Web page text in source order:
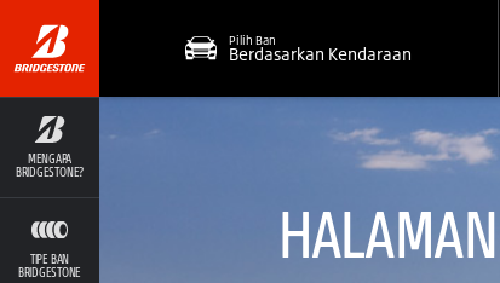
MENGAPA
BRIDGESTONE?
TIPE BAN
BRIDGESTONE
Pilih Ban
Berdasarkan Kendaraan